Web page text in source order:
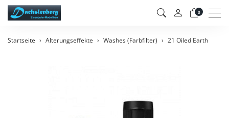
0
Startseite Alterungseffekte Washes (Farbfilter) 21 Oiled Earth